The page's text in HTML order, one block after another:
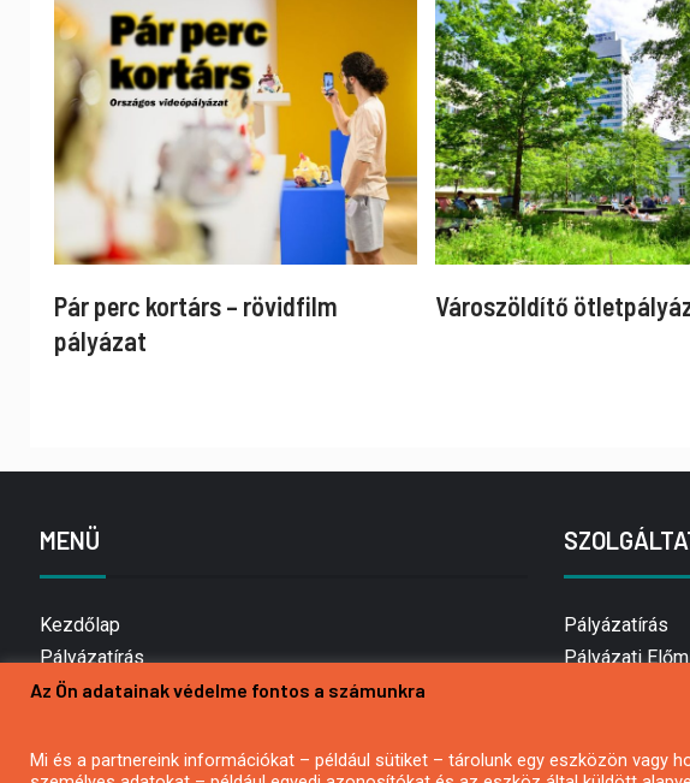
Pár perc kortárs – rövidfilm
pályázat
Városzöldítő
MENÜ
Kezdőlap
Pályázatírás
Bemutatkozás
Hírlevél feliratkozás
Pályázatírás
Pályázati
Az Ön adatainak védelme fontos a számunkra
Mi és a partnereink információkat – például sütiket – tárolunk egy eszközön vagy